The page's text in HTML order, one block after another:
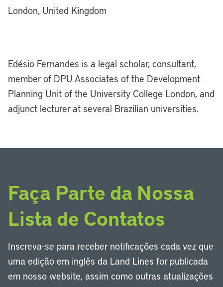
London, United Kingdom
Edésio Fernandes is a legal scholar, consultant,
member of DPU Associates of the Development
Planning Unit of the University College London, and
adjunct lecturer at several Brazilian universities.
Faça Parte da Nossa
Lista de Contatos
Inscreva-se para receber notificações cada vez que
uma edição em inglês da Land Lines for publicada
em nosso website, assim como outras atualizações